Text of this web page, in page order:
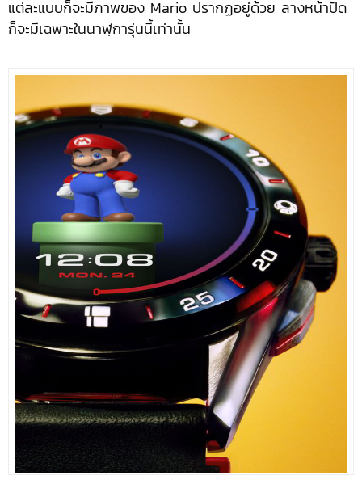
แต่ละแบบก็จะมีภาพของ Mario ปรากฏอยู่ด้วย ลางหน้าปัด
ก็จะมีเฉพาะในนาฬฺการุ่นนี้เท่านั้น